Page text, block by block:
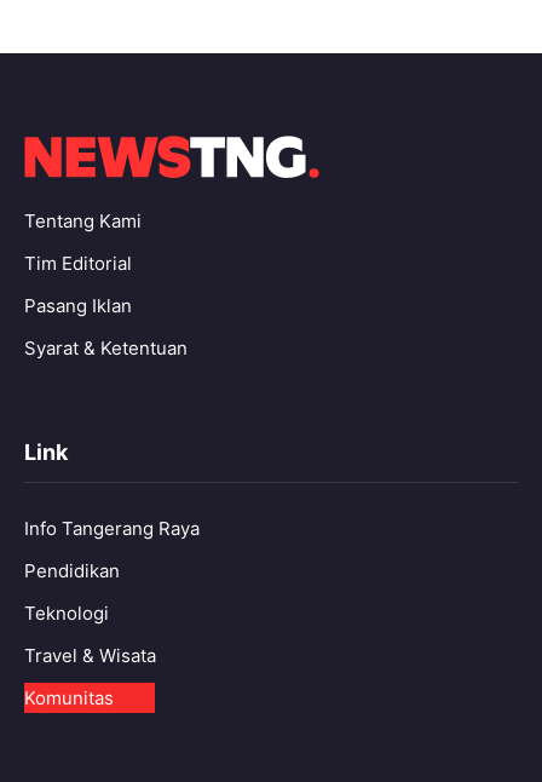
Tentang Kami
Tim Editorial
Pasang Iklan
Syarat & Ketentuan
Link
Info Tangerang Raya
Pendidikan
Teknologi
Travel & Wisata
Komunitas